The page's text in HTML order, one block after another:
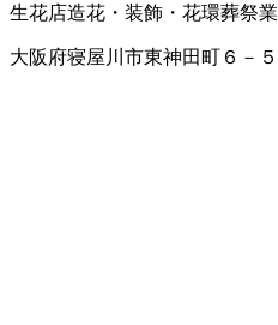
生花店造花・装飾・花環葬祭業
大阪府寝屋川市東神田町６－５